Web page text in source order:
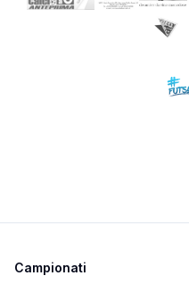
Campionati